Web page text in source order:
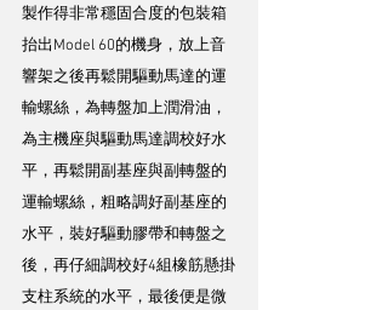
製作得非常穩固合度的包裝箱
抬出Model 60的機身，放上音
響架之後再鬆開驅動馬達的運
輸螺絲，為轉盤加上潤滑油，
為主機座與驅動馬達調校好水
平，再鬆開副基座與副轉盤的
運輸螺絲，粗略調好副基座的
水平，裝好驅動膠帶和轉盤之
後，再仔細調校好4組橡筋懸掛
支柱系統的水平，最後便是微